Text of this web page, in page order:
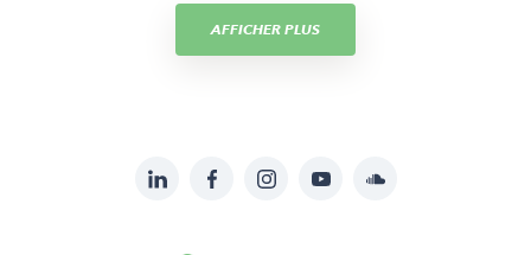
AFFICHER PLUS
LinkedInFacebookInstagramYouTubeSoundcloud